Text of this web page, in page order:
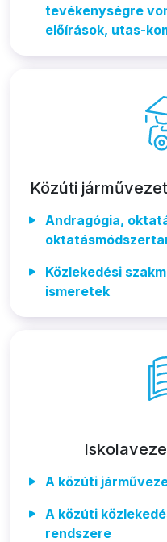
tevékenységre
előírások, utas-
Közúti
Andragógia,
Közlekedési
ismeretek
A közúti
A közúti
rendszere